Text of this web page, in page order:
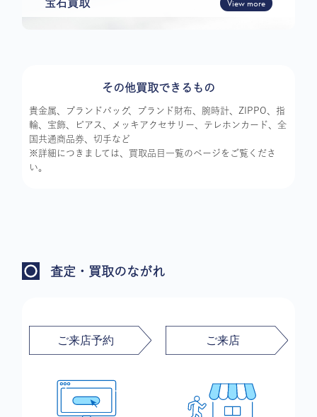
宝石買取 View more
その他買取できるもの
貴金属、ブランドバッグ、ブランド財布、腕時計、ZIPPO、指
輪、宝飾、ピアス、メッキアクセサリー、テレホンカード、全
国共通商品券、切手など
※詳細につきましては、買取品目一覧のページをご覧くださ
い。
査定・買取のながれ